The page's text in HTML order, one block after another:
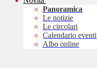
Panoramica
Le notizie
Le circolari
Calendario eventi
Albo online